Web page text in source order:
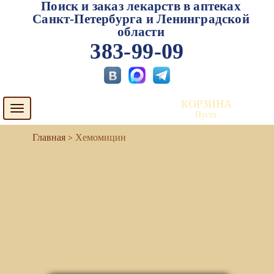
Поиск и заказ лекарств в аптеках
Санкт-Петербурга и Ленинградской
области
383-99-09
Toggle
navigation
КОРЗИНА
Пуста
Хемомицин